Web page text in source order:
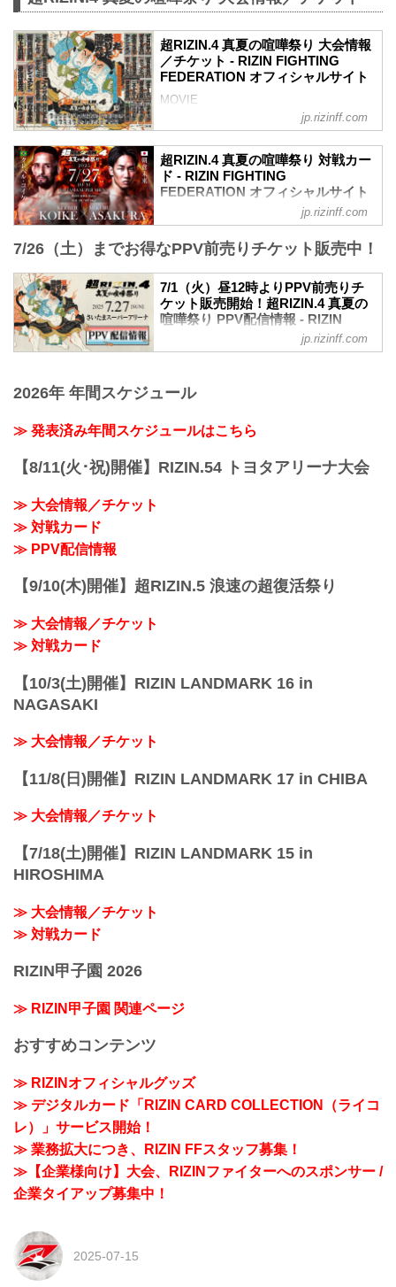
超RIZIN.4 真夏の喧嘩祭り 大会情報
／チケット - RIZIN FIGHTING
FEDERATION オフィシャルサイト
MOVIE
youtu.be
- YouTube
youtu.be
超RIZIN.4 真夏の喧嘩祭り 大会概要
開催日時
2025年7月27日（日）11:00開場（予定）
※開場・開始時間は予定です。決定次第
します。
終了予定時間
19:00〜20:00頃
※試合内容、イベント進行によって終了
予定時間が前後することがありますので
さいたまスーパーアリーナ
jp.rizinff.com
超RIZIN.4 真夏の喧嘩祭り 対戦カー
ド - RIZIN FIGHTING
FEDERATION オフィシャルサイト
クレベル・コイケ vs. 朝倉未来
クレベル・コイケ vs. 朝倉未来
福田龍彌
バンタム級タイトルマッチ
RIZIN MMAルール：5分 3R（61.0kg）
女子スーパーアトム級タイトルマッチ／
RIZIN MMAルール：5分 3R（49.0kg）
金原正徳 vs....
jp.rizinff.com
7/26（土）までお得なPPV前売りチケット販売中！
7/1（火）昼12時よりPPV前売りチ
ケット販売開始！超RIZIN.4 真夏の
喧嘩祭り PPV配信情報 - RIZIN
FIGHTING FEDERATION オフィシ
ャルサイト
ケットが、7月1日（火）12時よりRIZIN
LIVEにて販売がスタートしたぞ！（※ス
カパー！は※7/10（木）販売開始）
お得なPPV前売りチケットは、大会前日
の7月26日（土）23:59まで販売！
PPV販売スケジュール一...
jp.rizinff.com
2026年 年間スケジュール
≫ 発表済み年間スケジュールはこちら
【8/11(火･祝)開催】RIZIN.54 トヨタアリーナ大会
≫ 大会情報／チケット
≫ 対戦カード
≫ PPV配信情報
【9/10(木)開催】超RIZIN.5 浪速の超復活祭り
≫ 大会情報／チケット
≫ 対戦カード
【10/3(土)開催】RIZIN LANDMARK 16 in
NAGASAKI
≫ 大会情報／チケット
【11/8(日)開催】RIZIN LANDMARK 17 in CHIBA
≫ 大会情報／チケット
【7/18(土)開催】RIZIN LANDMARK 15 in
HIROSHIMA
≫ 大会情報／チケット
≫ 対戦カード
RIZIN甲子園 2026
≫ RIZIN甲子園 関連ページ
おすすめコンテンツ
≫ RIZINオフィシャルグッズ
≫ デジタルカード「RIZIN CARD COLLECTION（ライコ
レ）」サービス開始！
≫ 業務拡大につき、RIZIN FFスタッフ募集！
≫【企業様向け】大会、RIZINファイターへのスポンサー /
企業タイアップ募集中！
2025-07-15